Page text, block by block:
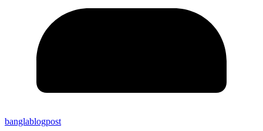
banglablogpost